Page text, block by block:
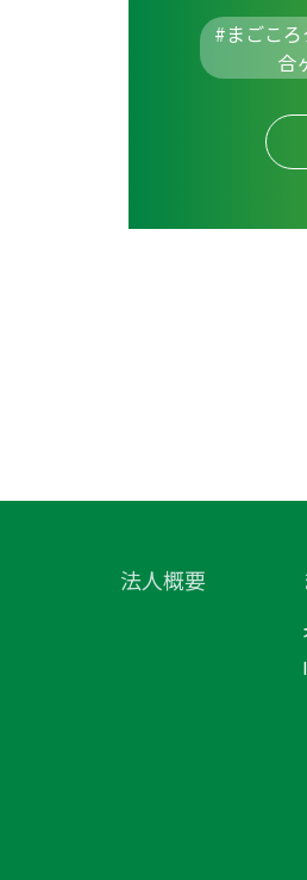
#まごこ
合
法人概要